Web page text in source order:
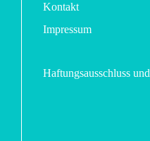
Kontakt
Impressum
Haftungsausschluss